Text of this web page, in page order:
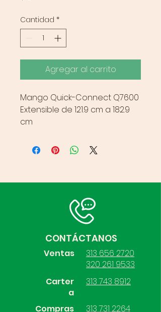
Cantidad *
Agregar al carrito
Mango Quick-Connect Q7600
Extensible de 121.9 cm a 182.9
cm
CONTÁCTANOS
Ventas
313 656 2720
320 261 9533
Carter
a
Compras
313 743 8912
313 731 2264